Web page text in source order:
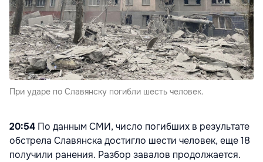
При ударе по Славянску погибли шесть человек.
20:54 По данным СМИ, число погибших в результате
обстрела Славянска достигло шести человек, еще 18
получили ранения. Разбор завалов продолжается.